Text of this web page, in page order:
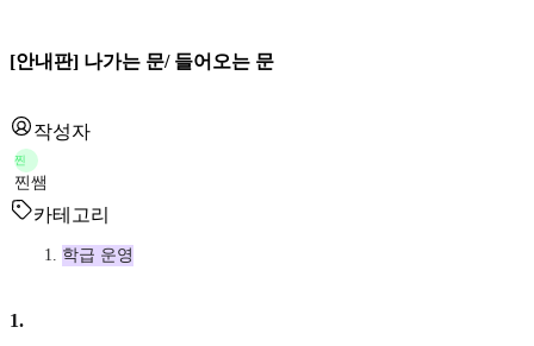
[안내판] 나가는 문/ 들어오는 문
작성자
찐
찐쌤
카테고리
학급 운영
1.